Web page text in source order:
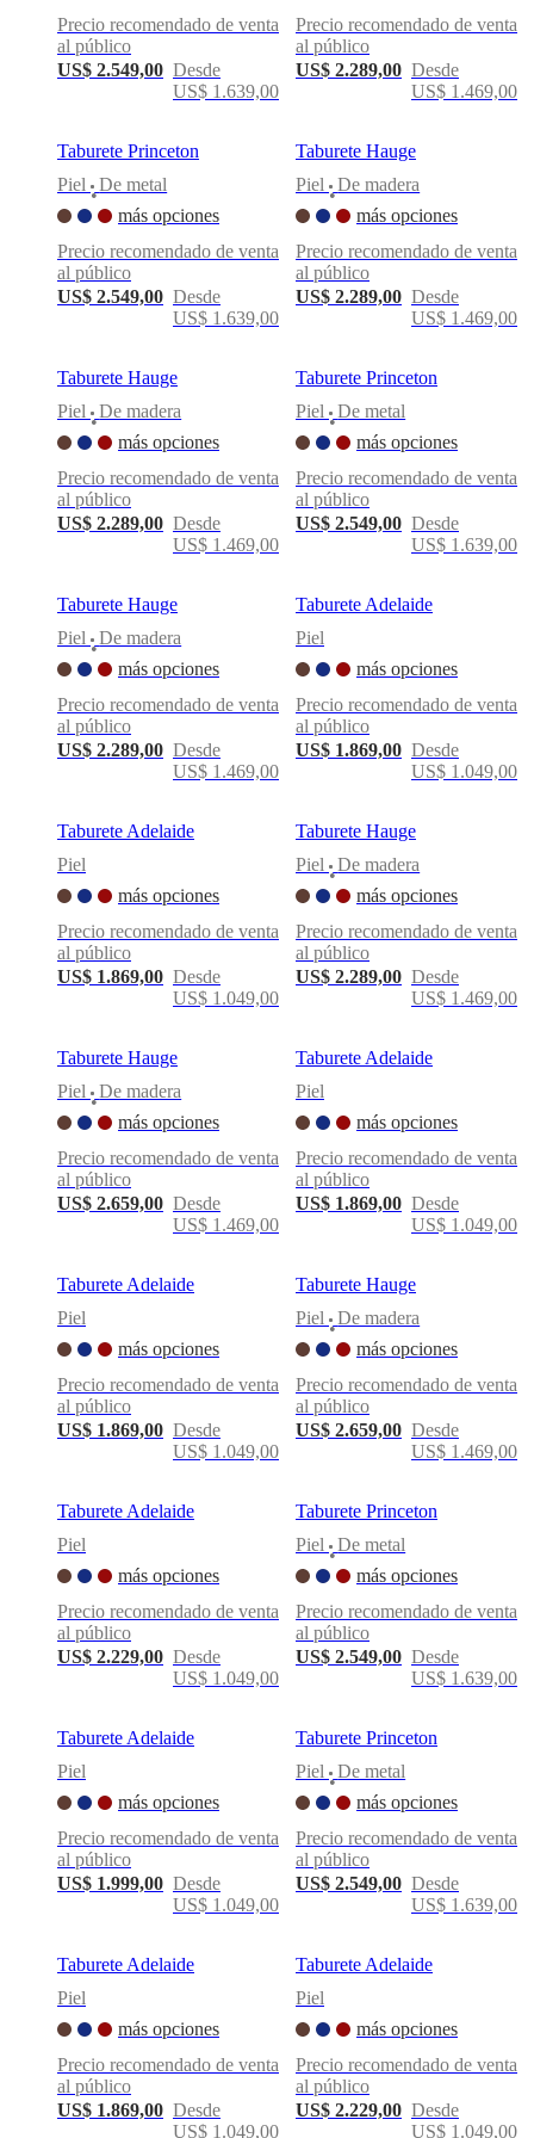
Espacios
pequeñosOficinas
ChristensenInspiración
productoInstrucciones
LegalServicio
interiores
Solicita
muestras
Buscar
Acerca
Responsabilidad
corporativaLa
historiaSala
prensaArtesanía
calidadConoce
nuestros
PersonalizaciónCarreraStandards
accesibilidad
franquiciado
Program ProjectsArticles
Precio recomendado de venta
al público
US$ 2.549,00 Desde
US$ 1.639,00
Precio recomendado de venta
al público
US$ 2.289,00 Desde
US$ 1.469,00
Taburete Princeton
Piel
•
De metal
más opciones
Precio recomendado de venta
al público
US$ 2.549,00 Desde
US$ 1.639,00
Taburete Hauge
Piel
•
De madera
más opciones
Precio recomendado de venta
al público
US$ 2.289,00 Desde
US$ 1.469,00
Taburete Hauge
Piel
•
De madera
más opciones
Precio recomendado de venta
al público
US$ 2.289,00 Desde
US$ 1.469,00
Taburete Princeton
Piel
•
De metal
más opciones
Precio recomendado de venta
al público
US$ 2.549,00 Desde
US$ 1.639,00
Taburete Hauge
Piel
•
De madera
más opciones
Precio recomendado de venta
al público
US$ 2.289,00 Desde
US$ 1.469,00
Taburete Adelaide
Piel
más opciones
Precio recomendado de venta
al público
US$ 1.869,00 Desde
US$ 1.049,00
Taburete Adelaide
Piel
más opciones
Precio recomendado de venta
al público
US$ 1.869,00 Desde
US$ 1.049,00
Taburete Hauge
Piel
•
De madera
más opciones
Precio recomendado de venta
al público
US$ 2.289,00 Desde
US$ 1.469,00
Taburete Hauge
Piel
•
De madera
más opciones
Precio recomendado de venta
al público
US$ 2.659,00 Desde
US$ 1.469,00
Taburete Adelaide
Piel
más opciones
Precio recomendado de venta
al público
US$ 1.869,00 Desde
US$ 1.049,00
Taburete Adelaide
Piel
más opciones
Precio recomendado de venta
al público
US$ 1.869,00 Desde
US$ 1.049,00
Taburete Hauge
Piel
•
De madera
más opciones
Precio recomendado de venta
al público
US$ 2.659,00 Desde
US$ 1.469,00
Taburete Adelaide
Piel
más opciones
Precio recomendado de venta
al público
US$ 2.229,00 Desde
US$ 1.049,00
Taburete Princeton
Piel
•
De metal
más opciones
Precio recomendado de venta
al público
US$ 2.549,00 Desde
US$ 1.639,00
Taburete Adelaide
Piel
más opciones
Precio recomendado de venta
al público
US$ 1.999,00 Desde
US$ 1.049,00
Taburete Princeton
Piel
•
De metal
más opciones
Precio recomendado de venta
al público
US$ 2.549,00 Desde
US$ 1.639,00
Taburete Adelaide
Piel
más opciones
Precio recomendado de venta
al público
US$ 1.869,00 Desde
US$ 1.049,00
Taburete Adelaide
Piel
más opciones
Precio recomendado de venta
al público
US$ 2.229,00 Desde
US$ 1.049,00